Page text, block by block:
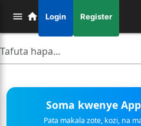
Login Register
Soma kwenye
Pata makala zote, kozi, na